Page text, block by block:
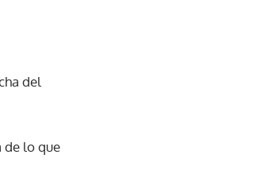
del
de lo que